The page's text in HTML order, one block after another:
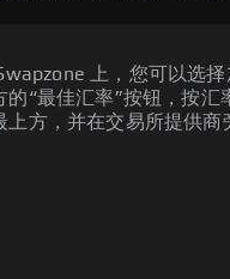
上，您可以选
的“最佳汇率”按钮，按
上方，并在交易所提供商